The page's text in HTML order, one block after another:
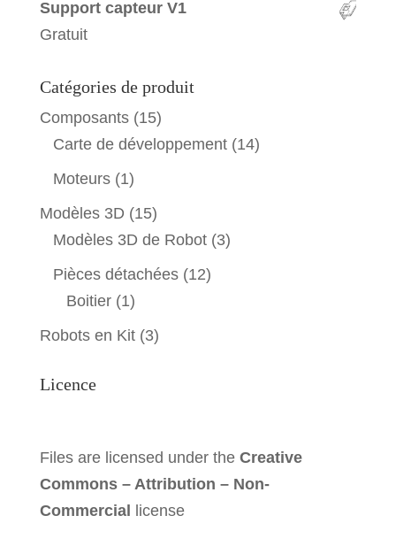
Support capteur V1
Gratuit
Catégories de produit
Composants (15)
Carte de développement (14)
Moteurs (1)
Modèles 3D (15)
Modèles 3D de Robot (3)
Pièces détachées (12)
Boitier (1)
Robots en Kit (3)
Licence
Files are licensed under the Creative
Commons – Attribution – Non-
Commercial
license